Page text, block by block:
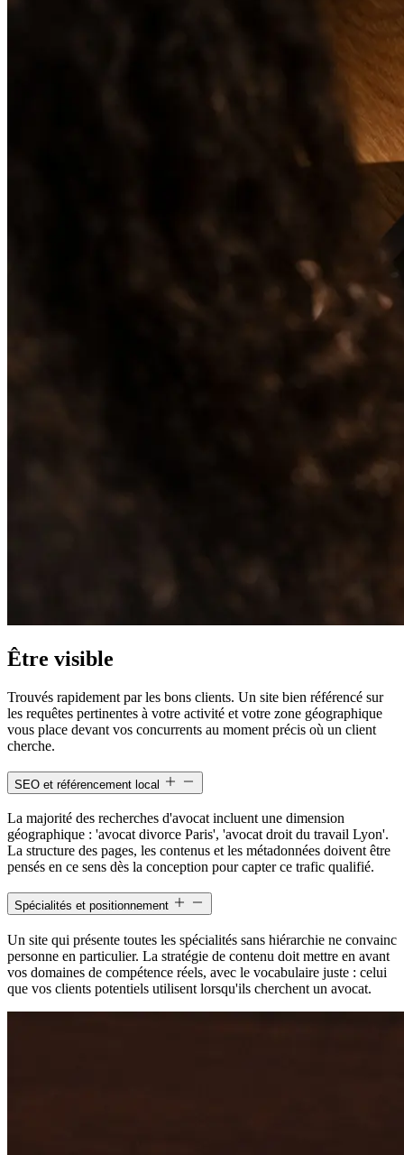
Être visible
Trouvés rapidement par les bons clients. Un site bien référencé sur
les requêtes pertinentes à votre activité et votre zone géographique
vous place devant vos concurrents au moment précis où un client
cherche.
SEO et référencement local
La majorité des recherches d'avocat incluent une dimension
géographique : 'avocat divorce Paris', 'avocat droit du travail Lyon'.
La structure des pages, les contenus et les métadonnées doivent être
pensés en ce sens dès la conception pour capter ce trafic qualifié.
Spécialités et positionnement
Un site qui présente toutes les spécialités sans hiérarchie ne convainc
personne en particulier. La stratégie de contenu doit mettre en avant
vos domaines de compétence réels, avec le vocabulaire juste : celui
que vos clients potentiels utilisent lorsqu'ils cherchent un avocat.